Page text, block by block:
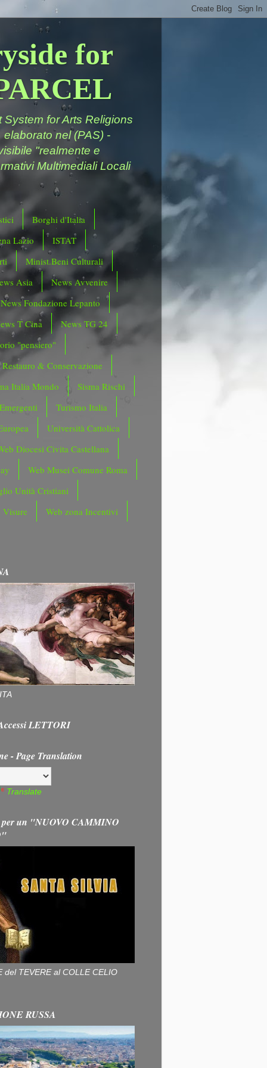
for
for Arts Religions
nel (PAS) -
"realmente e
Multimediali Locali
Borghi d'Italia
Lazio
ISTAT
Minist.Beni Culturali
Asia
News Avvenire
News Fondazione Lepanto
T Cina
News TG 24
"pensiero"
Restauro & Conservazione
Italia Mondo
Sisma Rischi
Turismo Italia
Università Cattolica
Diocesi Civita Castellana
Web Musei Comune Roma
Unità Cristiani
Visure
Web zona Incentivi
LETTORI
- Page Translation
Translate
per un "NUOVO CAMMINO
del TEVERE al COLLE CELIO
RUSSA